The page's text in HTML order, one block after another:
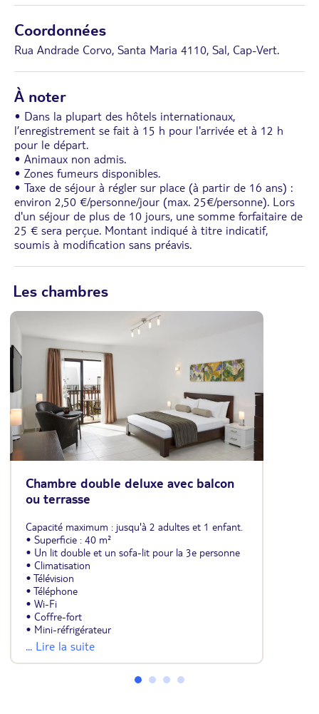
Coordonnées
Rua Andrade Corvo, Santa Maria 4110, Sal, Cap-Vert.
À noter
• Dans la plupart des hôtels internationaux,
l’enregistrement se fait à 15 h pour l'arrivée et à 12 h
pour le départ.
• Animaux non admis.
• Zones fumeurs disponibles.
• Taxe de séjour à régler sur place (à partir de 16 ans) :
environ 2,50 €/personne/jour (max. 25€/personne). Lors
d'un séjour de plus de 10 jours, une somme forfaitaire de
25 € sera perçue. Montant indiqué à titre indicatif,
soumis à modification sans préavis.
Les chambres
Chambre double deluxe avec balcon
ou terrasse
Capacité maximum : jusqu'à 2 adultes et 1 enfant.
• Superficie : 40 m²
• Un lit double et un sofa-lit pour la 3e personne
• Climatisation
• Télévision
• Téléphone
• Wi-Fi
• Coffre-fort
• Mini-réfrigérateur
• Salle de bains avec sèche-cheveux
... Lire la suite